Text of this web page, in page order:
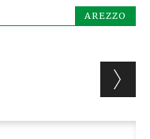
AREZZO